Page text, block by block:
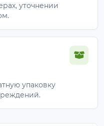
уточнении
упаковку